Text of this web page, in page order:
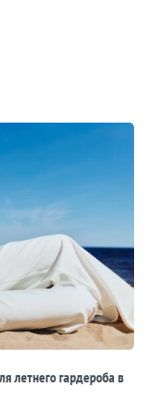
летнего гардероба в